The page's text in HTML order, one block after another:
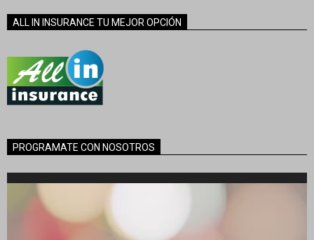
ALL IN INSURANCE TU MEJOR OPCIÓN
PROGRAMATE CON NOSOTROS
Reproductor